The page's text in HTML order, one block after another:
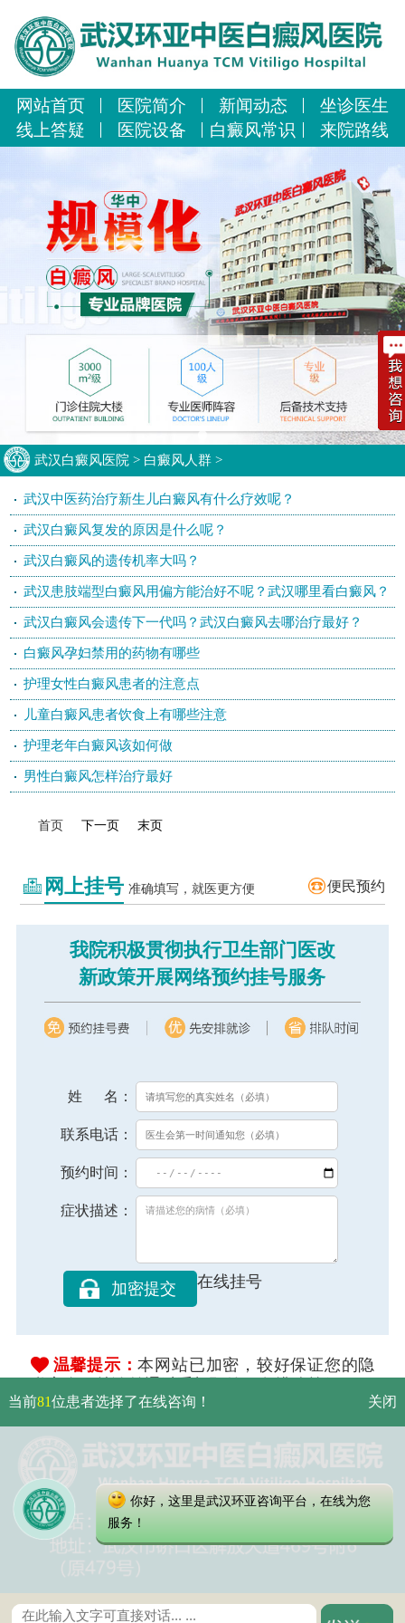
网站首页 医院简介 新闻动态
坐诊医生
线上答疑
医院设备 白癜风常识 来院路线
武汉白癜风医院 > 白癜风人群 >
武汉中医药治疗新生儿白癜风有什么疗效呢？
武汉白癜风复发的原因是什么呢？
武汉白癜风的遗传机率大吗？
武汉患肢端型白癜风用偏方能治好不呢？武汉哪里看白癜风？
武汉白癜风会遗传下一代吗？武汉白癜风去哪治疗最好？
白癜风孕妇禁用的药物有哪些
护理女性白癜风患者的注意点
儿童白癜风患者饮食上有哪些注意
护理老年白癜风该如何做
男性白癜风怎样治疗最好
首页 下一页 末页
网上挂号 准确填写，就医更方便 便民预约
我院积极贯彻执行卫生部门医改
新政策开展网络预约挂号服务
姓 名：
联系电话：
预约时间：
症状描述：
在线挂号
温馨提示：本网站已加密，较好保证您的隐
当前81位患者选择了在线咨询！ 关闭
你好，这里是武汉环亚咨询平台，在线为您
服务！